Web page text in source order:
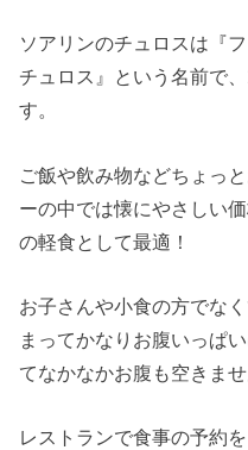
ソアリンのチュロスは『
チュロス』という名前で
す。
ご飯や飲み物などちょっ
ーの中では懐にやさしい
の軽食として最適！
お子さんや小食の方でな
まってかなりお腹いっぱ
てなかなかお腹も空きませ
レストランで食事の予約